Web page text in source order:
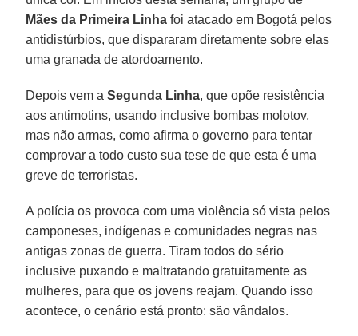
Mães da Primeira Linha foi atacado em Bogotá pelos
antidistúrbios, que dispararam diretamente sobre elas
uma granada de atordoamento.
Depois vem aSegunda Linha, que opõe resistência
aos antimotins, usando inclusive bombas molotov,
mas não armas, como afirma o governo para tentar
comprovar a todo custo sua tese de que esta é uma
greve de terroristas.
A polícia os provoca com uma violência só vista pelos
camponeses, indígenas e comunidades negras nas
antigas zonas de guerra. Tiram todos do sério
inclusive puxando e maltratando gratuitamente as
mulheres, para que os jovens reajam. Quando isso
acontece, o cenário está pronto: são vândalos.